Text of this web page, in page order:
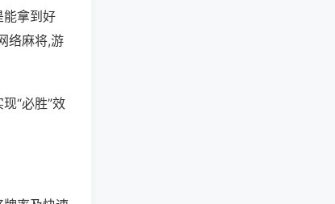
能拿到好
络麻将,游
“必胜”效